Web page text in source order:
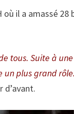
il a amassé 28
tous. Suite à
un plus grand
d’avant.